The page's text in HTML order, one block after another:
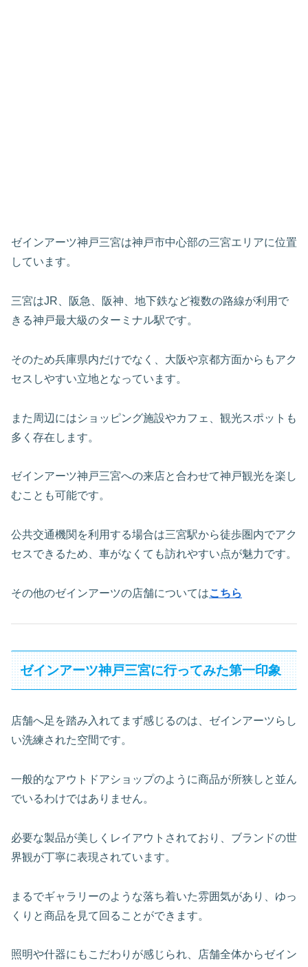
ゼインアーツ神戸三宮は神戸市中心部の三宮エリアに位置
しています。
三宮はJR、阪急、阪神、地下鉄など複数の路線が利用で
きる神戸最大級のターミナル駅です。
そのため兵庫県内だけでなく、大阪や京都方面からもアク
セスしやすい立地となっています。
また周辺にはショッピング施設やカフェ、観光スポットも
多く存在します。
ゼインアーツ神戸三宮への来店と合わせて神戸観光を楽し
むことも可能です。
公共交通機関を利用する場合は三宮駅から徒歩圏内でアク
セスできるため、車がなくても訪れやすい点が魅力です。
その他のゼインアーツの店舗についてはこちら
ゼインアーツ神戸三宮に行ってみた第一印象
店舗へ足を踏み入れてまず感じるのは、ゼインアーツらし
い洗練された空間です。
一般的なアウトドアショップのように商品が所狭しと並ん
でいるわけではありません。
必要な製品が美しくレイアウトされており、ブランドの世
界観が丁寧に表現されています。
まるでギャラリーのような落ち着いた雰囲気があり、ゆっ
くりと商品を見て回ることができます。
照明や什器にもこだわりが感じられ、店舗全体からゼイン